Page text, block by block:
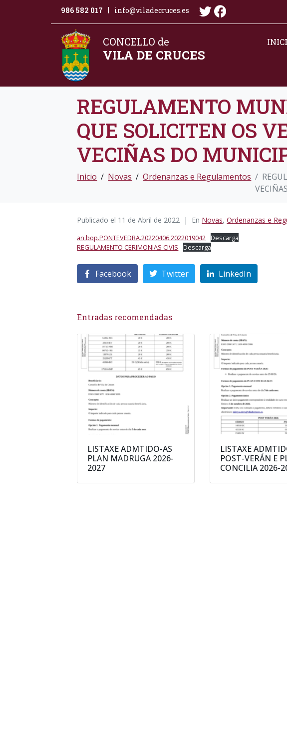
986 582 017 info@viladecruces.es
CONCELLO de
VILA DE CRUCES
REGULAMENTO
QUE SOLICITEN OS
VECIÑAS DO
Inicio Novas Ordenanzas e Regulamentos
Publicado el 11 de Abril de 2022 En Novas,Ordenanzas e
an.bop.PONTEVEDRA.20220406.2022019042 Descarga
REGULAMENTO CERIMONIAS CIVIS
Descarga
Facebook Twitter LinkedIn
Entradas recomendadas
LISTAXE ADMTIDO-AS
PLAN MADRUGA 2026-
2027
LISTAXE
POST-VERÁN E
CONCILIA 2026-